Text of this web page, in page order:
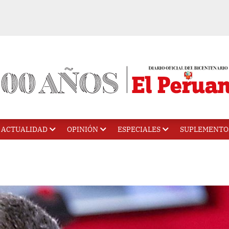
ACTUALIDAD OPINIÓN ESPECIALES